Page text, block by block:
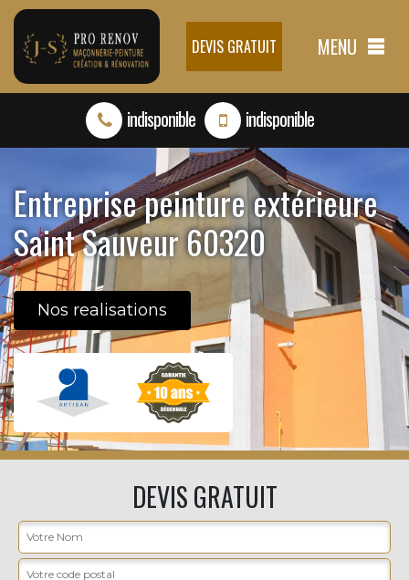
DEVIS GRATUIT MENU
indisponible indisponible
Entreprise peinture extérieure
Saint Sauveur 60320
Nos realisations
DEVIS GRATUIT